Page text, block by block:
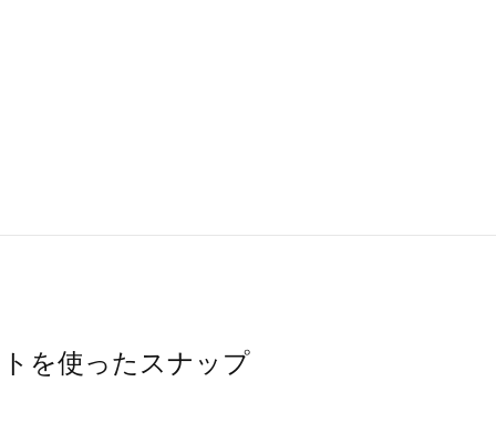
を使ったスナップ